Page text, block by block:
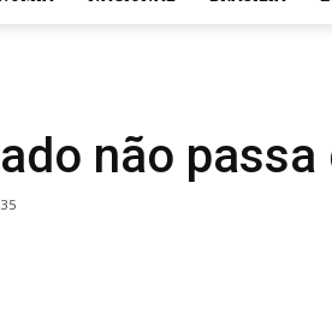
não passa